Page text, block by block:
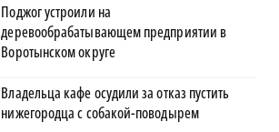
Поджог устроили на
деревообрабатывающем предприятии в
Воротынском округе
Владельца кафе осудили за отказ пустить
нижегородца с собакой-поводырем